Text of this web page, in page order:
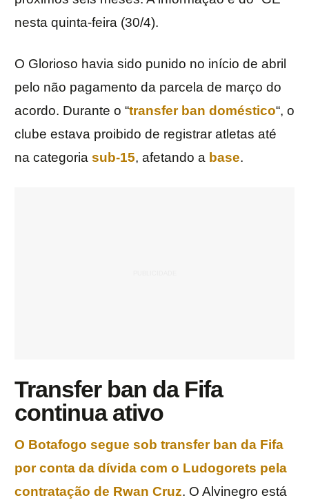
nesta quinta-feira (30/4).
O Glorioso havia sido punido no início de abril
pelo não pagamento da parcela de março do
acordo. Durante o “transfer ban doméstico“, o
clube estava proibido de registrar atletas até
na categoria sub-15, afetando a base.
Transfer ban da Fifa
continua ativo
O Botafogo segue sob transfer ban da Fifa
por conta da dívida com o Ludogorets pela
contratação de Rwan Cruz. O Alvinegro está